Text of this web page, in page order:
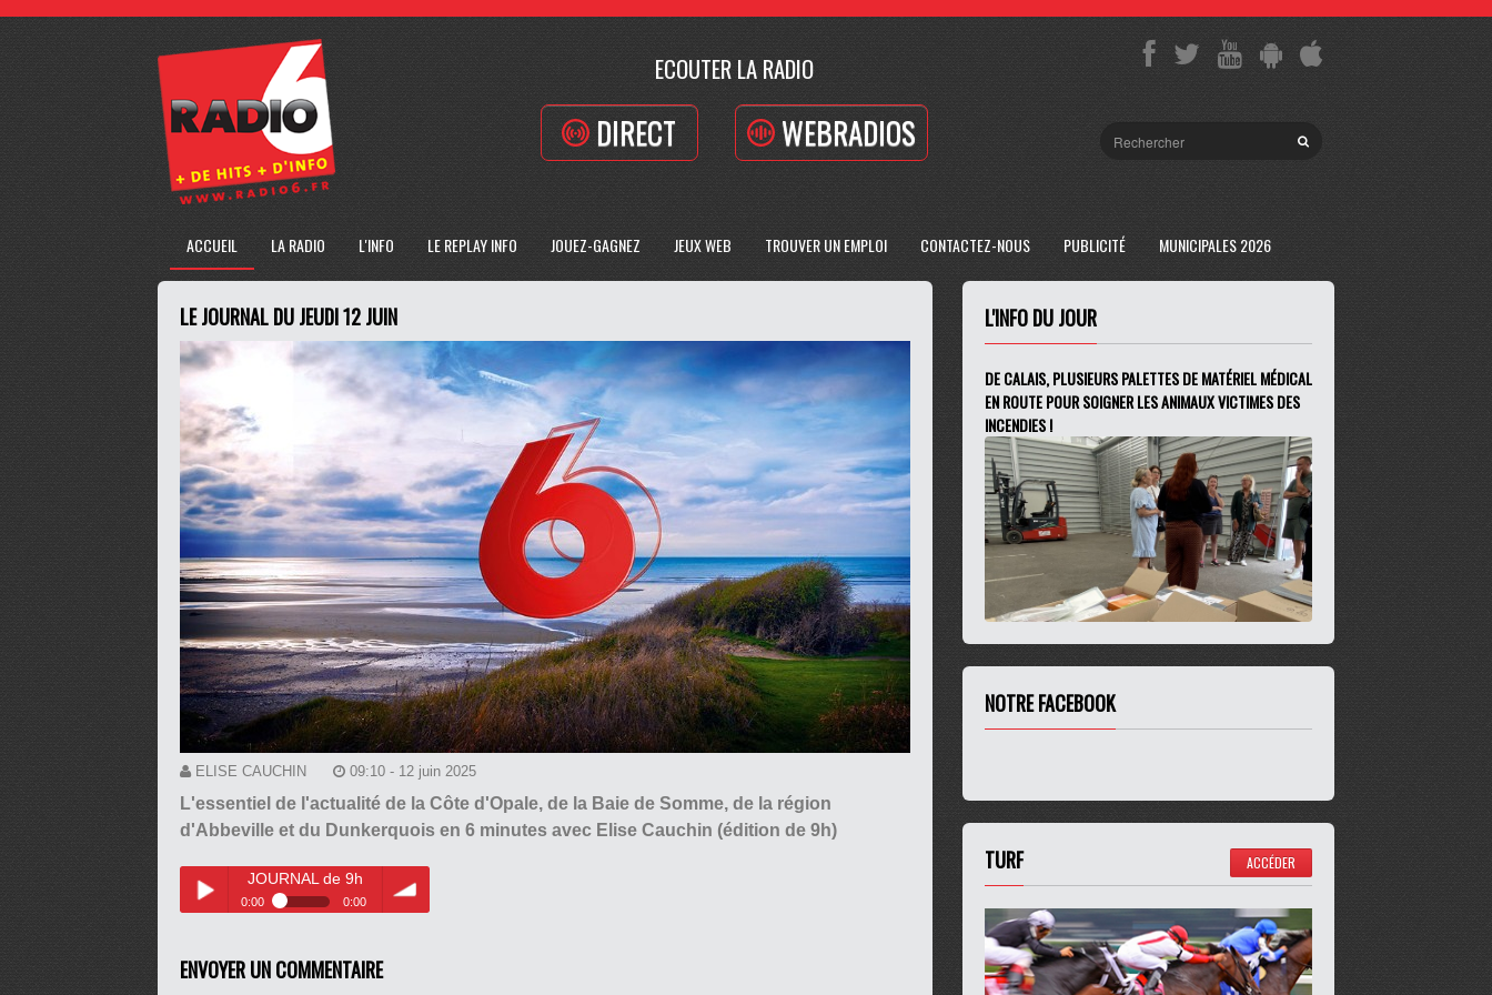
ECOUTER LA RADIO
DIRECT WEBRADIOS
ACCUEIL LA RADIO L'INFO LE REPLAY INFO JOUEZ-GAGNEZ JEUX WEB TROUVER UN EMPLOI CONTACTEZ-NOUS PUBLICITÉ MUNICIPALES 2026
LE JOURNAL DU JEUDI 12 JUIN
ELISE CAUCHIN 09:10 - 12 juin 2025
L'essentiel de l'actualité de la Côte d'Opale, de la Baie de Somme, de la région
d'Abbeville et du Dunkerquois en 6 minutes avec Elise Cauchin (édition de 9h)
JOURNAL de 9h
0:00 0:00
ENVOYER UN COMMENTAIRE
L'INFO DU JOUR
DE CALAIS, PLUSIEURS PALETTES DE MATÉRIEL MÉDICAL
EN ROUTE POUR SOIGNER LES ANIMAUX VICTIMES DES
INCENDIES !
NOTRE FACEBOOK
TURF ACCÉDER